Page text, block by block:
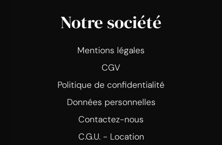
Notre société
Mentions légales
CGV
Politique de confidentialité
Données personnelles
Contactez-nous
C.G.U. - Location